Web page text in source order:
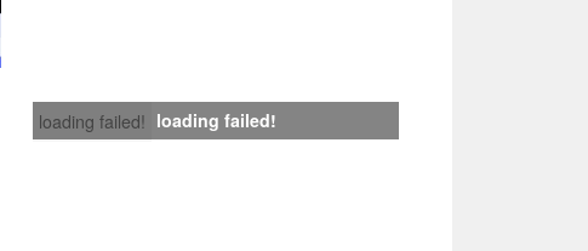
loading failed! loading failed!